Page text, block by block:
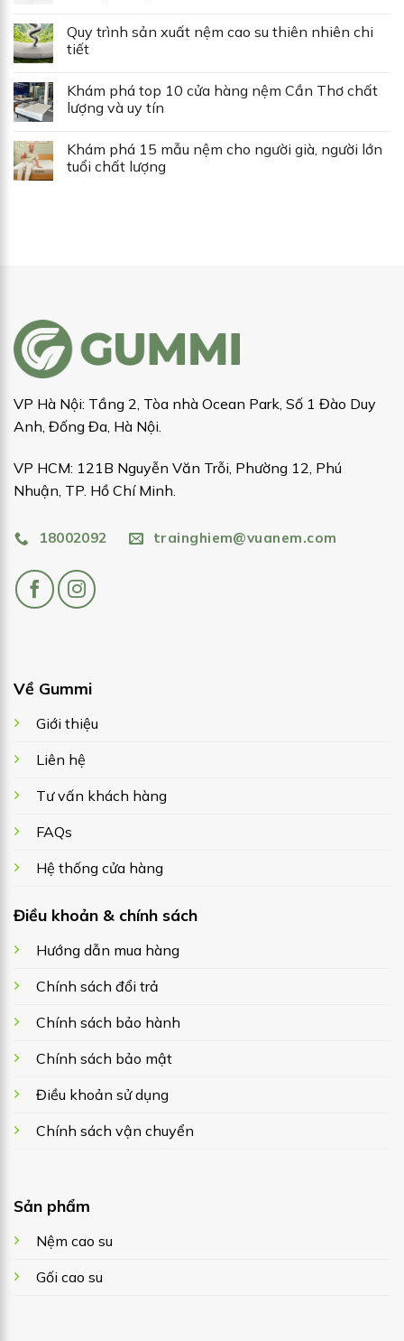
Quy trình sản xuất nệm cao su thiên nhiên chi
tiết
Khám phá top 10 cửa hàng nệm Cần Thơ chất
lượng và uy tín
Khám phá 15 mẫu nệm cho người già, người lớn
tuổi chất lượng
VP Hà Nội: Tầng 2, Tòa nhà Ocean Park, Số 1 Đào Duy
Anh, Đống Đa, Hà Nội.
VP HCM: 121B Nguyễn Văn Trỗi, Phường 12, Phú
Nhuận, TP. Hồ Chí Minh.
18002092 trainghiem@vuanem.com
Về Gummi
Giới thiệu
Liên hệ
Tư vấn khách hàng
FAQs
Hệ thống cửa hàng
Điều khoản & chính sách
Hướng dẫn mua hàng
Chính sách đổi trả
Chính sách bảo hành
Chính sách bảo mật
Điều khoản sử dụng
Chính sách vận chuyển
Sản phẩm
Nệm cao su
Gối cao su